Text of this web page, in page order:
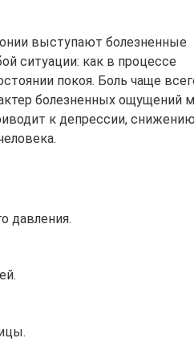
выступают болезненные
ситуации: как в процессе
покоя. Боль чаще
болезненных ощущений
к депрессии,
давления.